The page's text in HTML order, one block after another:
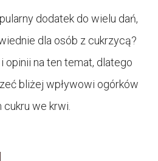
dodatek do wielu dań,
dla osób z cukrzycą?
na ten temat, dlatego
bliżej wpływowi ogórków
we krwi.